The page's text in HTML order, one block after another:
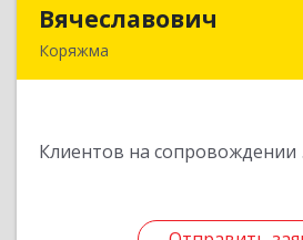
Вячеславович
Коряжма
Клиентов на сопровождении